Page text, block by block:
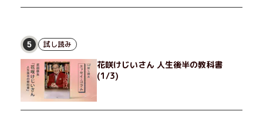
5 試し読み
花咲けじいさん 人生後半の教科書
(1/3)